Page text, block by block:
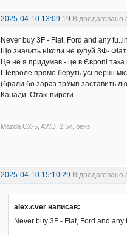
2025-04-10 13:09:19
Never buy 3F - Fiat, Ford and any
Що значить ніколи не купуй 3Ф-
Це не я придумав - це в Європі
Шевроле прямо беруть усі перші
(брали бо зараз трУмп заставить
Канади. Отакі пироги.
Mazda CX-5, AWD, 2.5л, бенз
2025-04-10 15:10:29
alex.cver написав:
Never buy 3F - Fiat, Ford and any